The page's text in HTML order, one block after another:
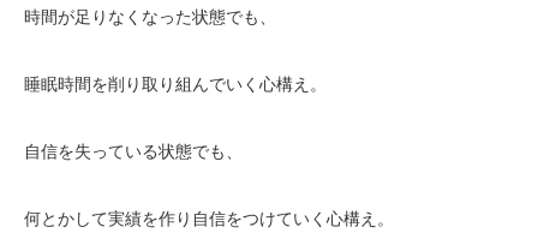
時間が足りなくなった状態でも、
睡眠時間を削り取り組んでいく心構え。
自信を失っている状態でも、
何とかして実績を作り自信をつけていく心構え。